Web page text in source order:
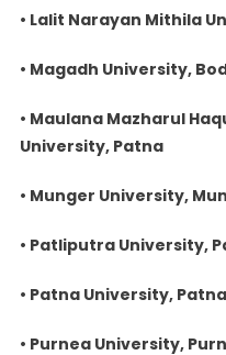
• Lalit Narayan Mithila
• Magadh University,
• Maulana Mazharul
University, Patna
• Munger University,
• Patliputra University,
• Patna University, Patna
• Purnea University,